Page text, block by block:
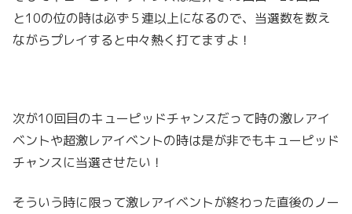
と10の位の時は必ず５連以上になるので、当選数を数え
ながらプレイすると中々熱く打てますよ！
次が10回目のキューピッドチャンスだって時の激レアイ
ベントや超激レアイベントの時は是が非でもキューピッド
チャンスに当選させたい！
そういう時に限って激レアイベントが終わった直後のノー